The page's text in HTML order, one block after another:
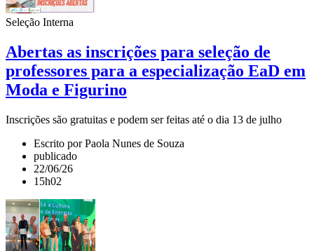
Seleção Interna
Abertas as inscrições para seleção de
professores para a especialização EaD em
Moda e Figurino
Inscrições são gratuitas e podem ser feitas até o dia 13 de julho
Escrito por Paola Nunes de Souza
publicado
22/06/26
15h02